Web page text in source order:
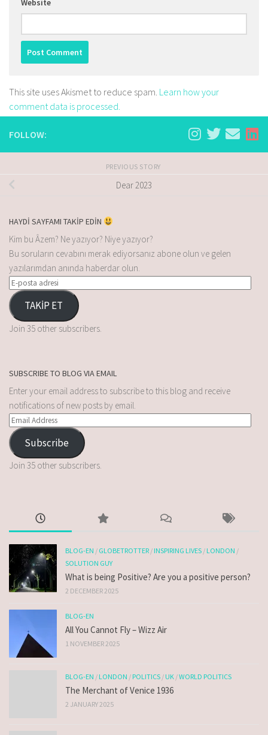
Website
This site uses Akismet to reduce spam. Learn how your
comment data is processed.
FOLLOW:
PREVIOUS STORY
Dear 2023
HAYDİ SAYFAMI TAKİP EDİN
Kim bu Âzem? Ne yazıyor? Niye yazıyor?
Bu soruların cevabını merak ediyorsanız abone olun ve gelen
yazılarımdan anında haberdar olun.
TAKİP ET
Join 35 other subscribers.
SUBSCRIBE TO BLOG VIA EMAIL
Enter your email address to subscribe to this blog and receive
notifications of new posts by email.
Subscribe
Join 35 other subscribers.
BLOG-EN / GLOBETROTTER /INSPIRING LIVES /LONDON /
SOLUTION GUY
What is being Positive? Are you a positive person?
2 DECEMBER 2025
BLOG-EN
All You Cannot Fly – Wizz Air
1 NOVEMBER 2025
BLOG-EN /LONDON /POLITICS /UK /WORLD POLITICS
The Merchant of Venice 1936
2 JANUARY 2025